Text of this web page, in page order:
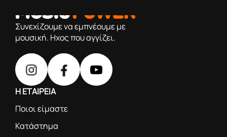
Συνεχίζουμε να εμπνέουμε με
μουσική. Ηχος που αγγίζει.
Η ΕΤΑΙΡΕΙΑ
Ποιοι είμαστε
Κατάστημα